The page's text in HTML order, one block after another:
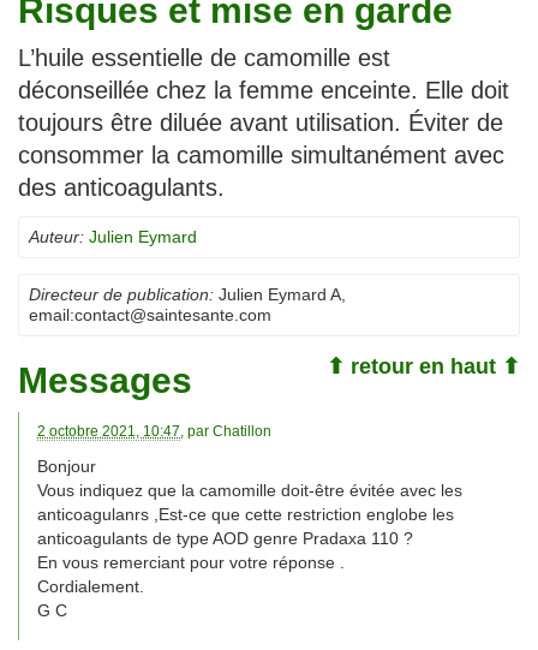
Risques et mise en garde
L’huile essentielle de camomille est
déconseillée chez la femme enceinte. Elle doit
toujours être diluée avant utilisation. Éviter de
consommer la camomille simultanément avec
des anticoagulants.
Auteur: Julien Eymard
Directeur de publication: Julien Eymard A
email:contact@saintesante.com
⬆ retour en haut ⬆
Messages
2 octobre 2021, 10:47, par Chatillon
Bonjour
Vous indiquez que la camomille doit-être évitée avec les
anticoagulanrs ,Est-ce que cette restriction englobe les
anticoagulants de type AOD genre Pradaxa 110 ?
En vous remerciant pour votre réponse .
Cordialement.
G C